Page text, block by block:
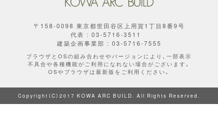
〒158-0098 東京都世田谷区上用賀1丁目8番9号
代表 : 03-5716-3511
建築企画事業部 : 03-5716-7555
ブラウザとOSの組み合わせやバージョンにより、一部表示
不具合や各種機能がご利用になれない場合がございます。
OSやブラウザは最新版をご利用ください。
Copyright（C）2017 KOWA ARC BUILD. All Rights Reserved.